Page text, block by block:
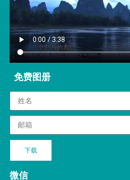
免费图册
下载
微信